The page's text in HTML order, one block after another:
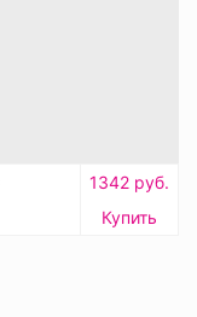
1342 руб.
Купить